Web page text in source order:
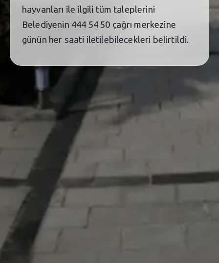
hayvanları ile ilgili tüm taleplerini
Belediyenin 444 54 50 çağrı merkezine
günün her saati iletilebilecekleri belirtildi.